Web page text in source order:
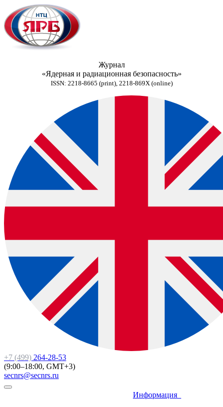
Журнал
«Ядерная и радиационная безопасность»
ISSN: 2218-8665 (print), 2218-869X (online)
+7 (499) 264-28-53
(9:00–18:00, GMT+3)
secnrs@secnrs.ru
Информация